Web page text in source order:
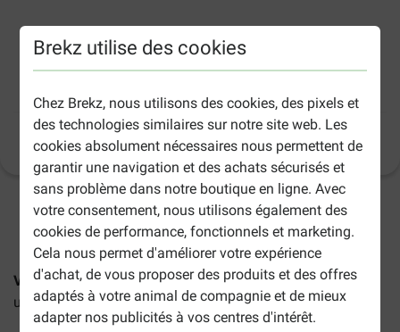
Brekz utilise des cookies
Chez Brekz, nous utilisons des cookies, des pixels et
des technologies similaires sur notre site web. Les
cookies absolument nécessaires nous permettent de
garantir une navigation et des achats sécurisés et
sans problème dans notre boutique en ligne. Avec
votre consentement, nous utilisons également des
cookies de performance, fonctionnels et marketing.
Cela nous permet d'améliorer votre expérience
d'achat, de vous proposer des produits et des offres
adaptés à votre animal de compagnie et de mieux
adapter nos publicités à vos centres d'intérêt.
Versele-Laga Nutribird P19 Original pour
(3) Informations sur le produit
2-5 jours ouvrables estimés, sauf indication contraire.
Versele-Laga Nutribird P19 Original pour perroquetsest
un aliment complet pour l'élevage des perroquets.